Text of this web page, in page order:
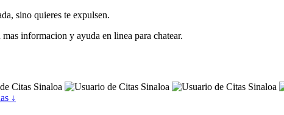
sino quieres te expulsen.
informacion y ayuda en linea para chatear.
↓